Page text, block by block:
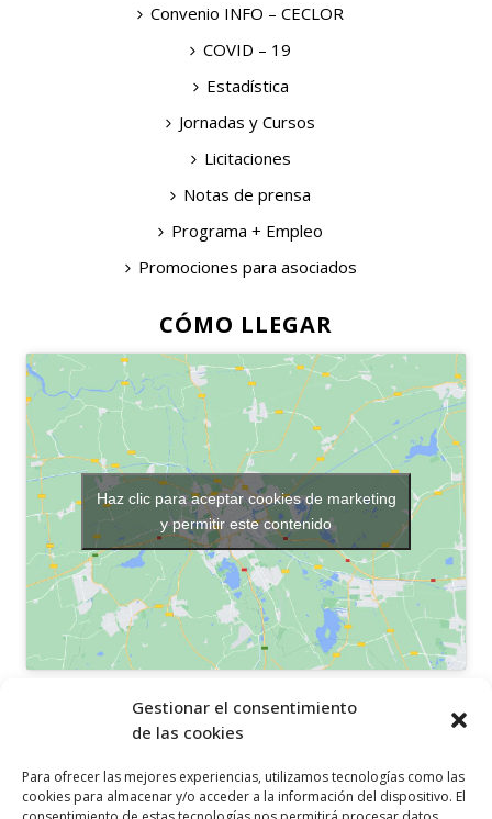
Gestionar el consentimiento
de las cookies
Para ofrecer las mejores experiencias, utilizamos tecnologías como las
cookies para almacenar y/o acceder a la información del dispositivo. El
Convenio INFO – CECLOR
COVID – 19
Estadística
Jornadas y Cursos
Licitaciones
Notas de prensa
Programa + Empleo
Promociones para asociados
CÓMO LLEGAR
Haz clic para aceptar cookies de marketing
y permitir este contenido
OTROS ENLACES
Política de cookies